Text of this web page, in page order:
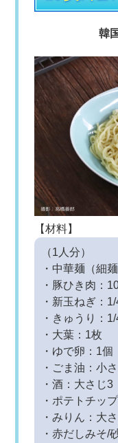
韓
【材料】
（1人分）
・中華麺（細
・豚ひき肉：
・新玉ねぎ：
・きゅうり：
・大葉：1枚
・ゆで卵：1個
・ごま油：小
・酒：大さじ3
・ポテトチッ
・みりん：大
・赤だしみそ/